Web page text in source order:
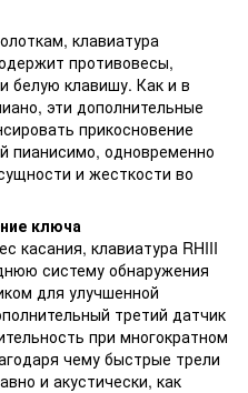
клавиатура
противовесы,
белую клавишу. Как и в
эти дополнительные
прикосновение
пианисимо, одновременно
и жесткости во
ключа
касания, клавиатура RHIII
систему обнаружения
для улучшенной
третий датчик
при многократном
чему быстрые трели
и акустически, как